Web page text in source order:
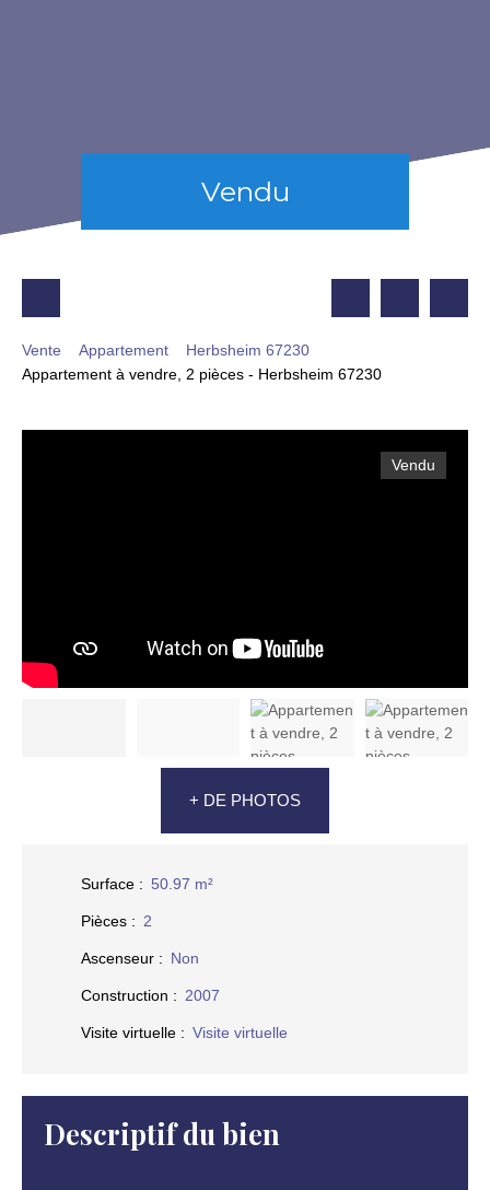
Vendu
Vente Appartement
Herbsheim 67230
Appartement à vendre, 2 pièces - Herbsheim 67230
Vendu
+ DE PHOTOS
Surface : 50.97 m²
Pièces : 2
Ascenseur : Non
Construction : 2007
Visite virtuelle : Visite virtuelle
Descriptif du bien